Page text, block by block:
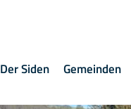
Der Siden Gemeinden